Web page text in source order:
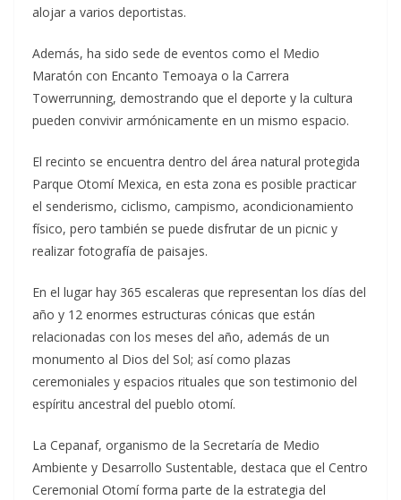
alojar a varios deportistas.
Además, ha sido sede de eventos como el Medio
Maratón con Encanto Temoaya o la Carrera
Towerrunning, demostrando que el deporte y la cultura
pueden convivir armónicamente en un mismo espacio.
El recinto se encuentra dentro del área natural protegida
Parque Otomí Mexica, en esta zona es posible practicar
el senderismo, ciclismo, campismo, acondicionamiento
físico, pero también se puede disfrutar de un picnic y
realizar fotografía de paisajes.
En el lugar hay 365 escaleras que representan los días del
año y 12 enormes estructuras cónicas que están
relacionadas con los meses del año, además de un
monumento al Dios del Sol; así como plazas
ceremoniales y espacios rituales que son testimonio del
espíritu ancestral del pueblo otomí.
La Cepanaf, organismo de la Secretaría de Medio
Ambiente y Desarrollo Sustentable, destaca que el Centro
Ceremonial Otomí forma parte de la estrategia del